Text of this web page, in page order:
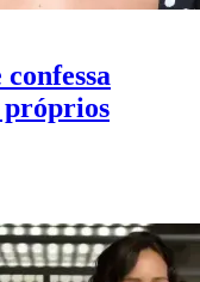
próprios